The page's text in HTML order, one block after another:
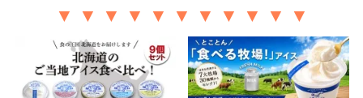
▼ ▼ ▼ ▼ ▼ ▼ ▼ ▼ ▼ ▼ ▼